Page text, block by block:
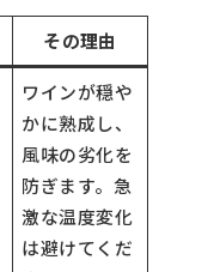
その理由
ワインが穏や
かに熟成し、
風味の劣化を
防ぎます。急
激な温度変化
は避けてくだ